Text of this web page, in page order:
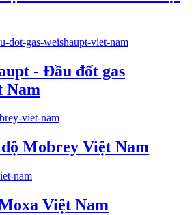
- Đầu đốt gas
Nam
Mobrey Việt Nam
Việt Nam